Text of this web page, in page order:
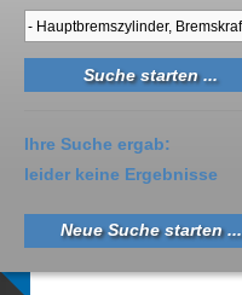
Ihre Suche ergab:
leider keine Ergebnisse
Neue Suche starten ...